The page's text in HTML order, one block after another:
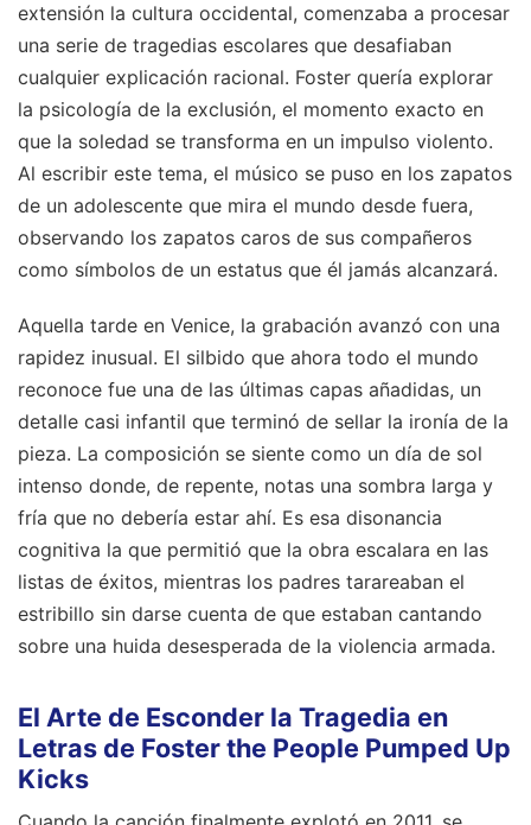
extensión la cultura occidental, comenzaba a procesar
una serie de tragedias escolares que desafiaban
cualquier explicación racional. Foster quería explorar
la psicología de la exclusión, el momento exacto en
que la soledad se transforma en un impulso violento.
Al escribir este tema, el músico se puso en los zapatos
de un adolescente que mira el mundo desde fuera,
observando los zapatos caros de sus compañeros
como símbolos de un estatus que él jamás alcanzará.
Aquella tarde en Venice, la grabación avanzó con una
rapidez inusual. El silbido que ahora todo el mundo
reconoce fue una de las últimas capas añadidas, un
detalle casi infantil que terminó de sellar la ironía de la
pieza. La composición se siente como un día de sol
intenso donde, de repente, notas una sombra larga y
fría que no debería estar ahí. Es esa disonancia
cognitiva la que permitió que la obra escalara en las
listas de éxitos, mientras los padres tarareaban el
estribillo sin darse cuenta de que estaban cantando
sobre una huida desesperada de la violencia armada.
El Arte de Esconder la Tragedia en
Letras de Foster the People Pumped Up
Kicks